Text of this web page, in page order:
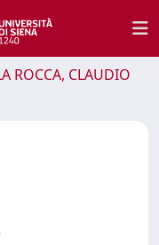
ROCCA, CLAUDIO